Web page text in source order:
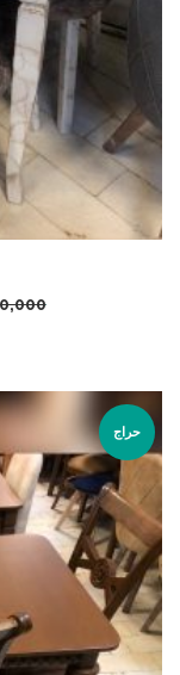
حراج